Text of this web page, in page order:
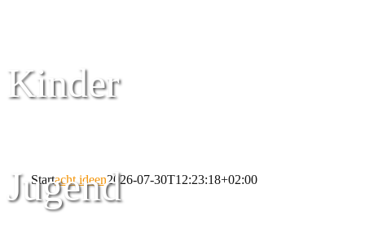
Kinder
Jugend
Startacht ideen2026-07-30T12:23:18+02:00